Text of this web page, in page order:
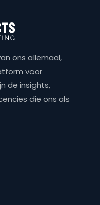
ons allemaal,
voor
de insights,
die ons als